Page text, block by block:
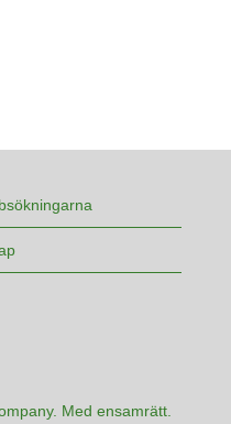
Med ensamrätt.